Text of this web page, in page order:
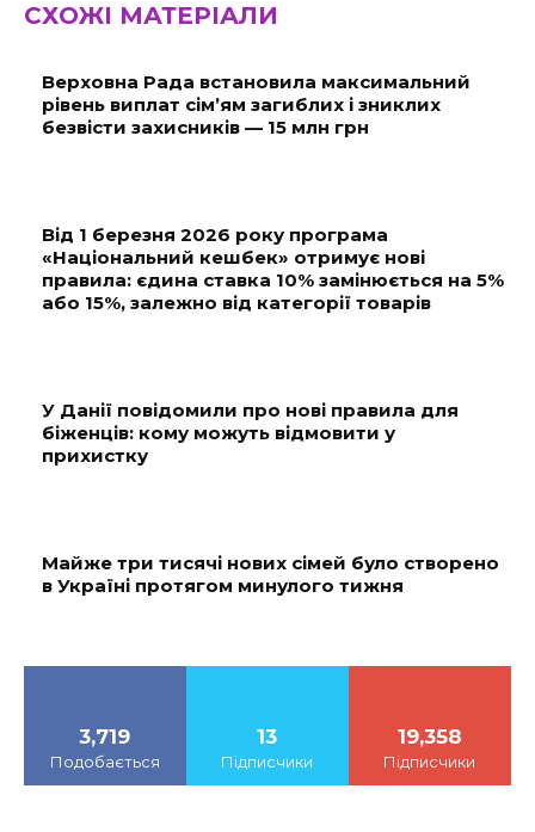
СХОЖІ МАТЕРІАЛИ
Верховна Рада встановила максимальний
рівень виплат сім’ям загиблих і зниклих
безвісти захисників — 15 млн грн
Від 1 березня 2026 року програма
«Національний кешбек» отримує нові
правила: єдина ставка 10% замінюється на 5%
або 15%, залежно від категорії товарів
У Данії повідомили про нові правила для
біженців: кому можуть відмовити у
прихистку
Майже три тисячі нових сімей було створено
в Україні протягом минулого тижня
3,719
Подобається
13
Підписчики
19,358
Підписчики